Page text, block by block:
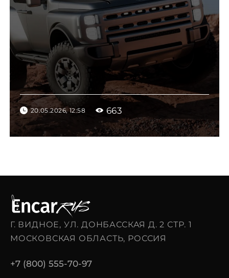
20.05.2026, 12:58 663
Г. ВИДНОЕ, УЛ. ДОНБАССКАЯ Д. 2 СТР. 1
МОСКОВСКАЯ ОБЛАСТЬ, РОССИЯ
+7 (800) 555-70-97